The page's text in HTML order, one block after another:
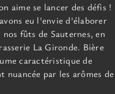
produit
aime se lancer des défis !
eu l'envie d'élaborer
nos fûts de Sauternes, en
La Gironde. Bière
caractéristique de
nuancée par les arômes de